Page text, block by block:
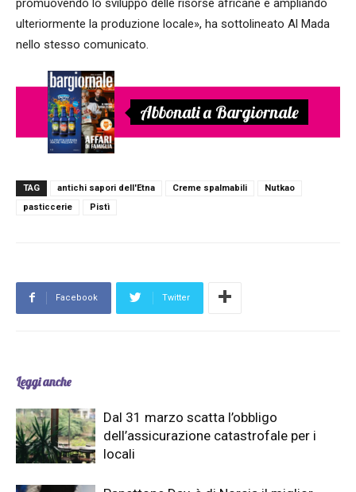
promuovendo lo sviluppo delle risorse africane e ampliando
ulteriormente la produzione locale», ha sottolineato Al Mada
nello stesso comunicato.
Abbonati a Bargiornale
TAG antichi sapori dell'Etna Creme spalmabili
Nutkao
pasticcerie
Pistì
Facebook Twitter
Leggi anche
Dal 31 marzo scatta l’obbligo
dell’assicurazione catastrofale per i
locali